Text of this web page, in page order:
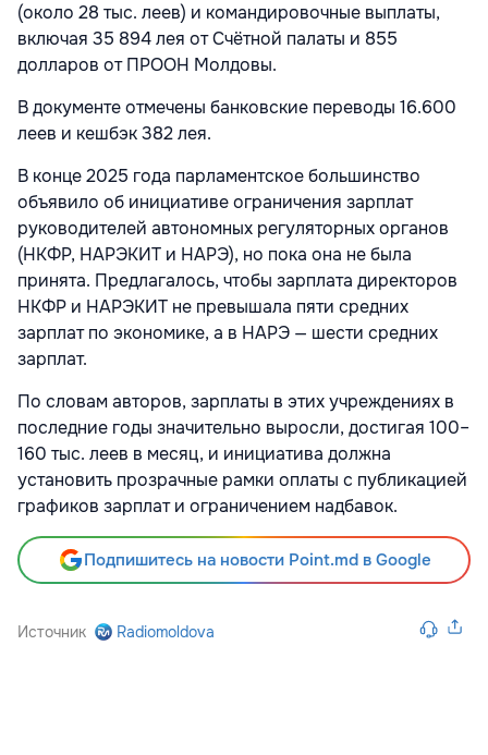
(около 28 тыс. леев) и командировочные выплаты,
включая 35 894 лея от Счётной палаты и 855
долларов от ПРООН Молдовы.
В документе отмечены банковские переводы 16.600
леев и кешбэк 382 лея.
В конце 2025 года парламентское большинство
объявило об инициативе ограничения зарплат
руководителей автономных регуляторных органов
(НКФР, НАРЭКИТ и НАРЭ), но пока она не была
принята. Предлагалось, чтобы зарплата директоров
НКФР и НАРЭКИТ не превышала пяти средних
зарплат по экономике, а в НАРЭ — шести средних
зарплат.
По словам авторов, зарплаты в этих учреждениях в
последние годы значительно выросли, достигая 100–
160 тыс. леев в месяц, и инициатива должна
установить прозрачные рамки оплаты с публикацией
графиков зарплат и ограничением надбавок.
Подпишитесь на новости Point.md в Google
Источник Radiomoldova